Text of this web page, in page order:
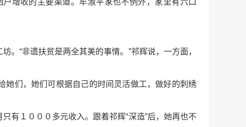
增收的主要渠道。牟淑平家也不例外，家里有六口
“非遗扶贫是两全其美的事情。”祁辉说，一方面，
她们，她们可根据自己的时间灵活做工，做好的刺绣
有１０００多元收入。跟着祁辉“深造”后，她再也不